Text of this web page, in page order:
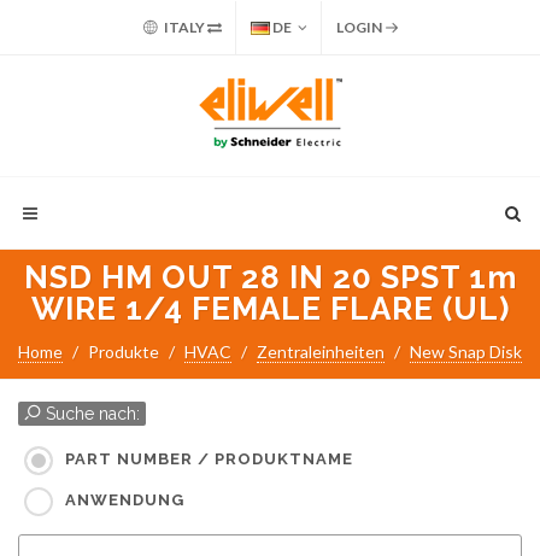
ITALY DE LOGIN
NSD HM OUT 28 IN 20 SPST 1m
WIRE 1/4 FEMALE FLARE (UL)
Home Produkte HVAC Zentraleinheiten New Snap Disk
Suche nach:
PART NUMBER / PRODUKTNAME
ANWENDUNG